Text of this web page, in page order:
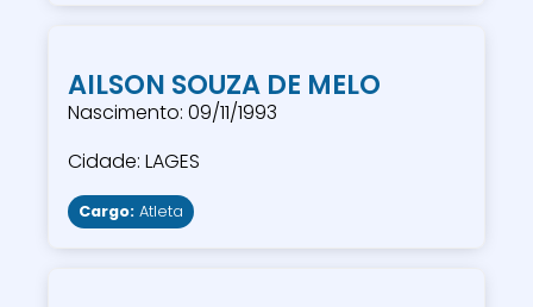
AILSON SOUZA DE MELO
Nascimento: 09/11/1993
Cidade: LAGES
Cargo: Atleta